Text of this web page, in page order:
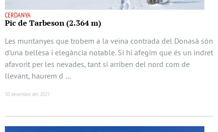
CERDANYA
Pic de Tarbeson (2.364 m)
Les muntanyes que trobem a la veïna contrada del Donasà són
d’una bellesa i elegància notable. Si hi afegim que és un indret
afavorit per les nevades, tant si arriben del nord com de
llevant, haurem d …
30 desembre del 2025